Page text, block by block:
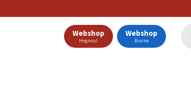
Webshop
Hognoul
Webshop
Braine